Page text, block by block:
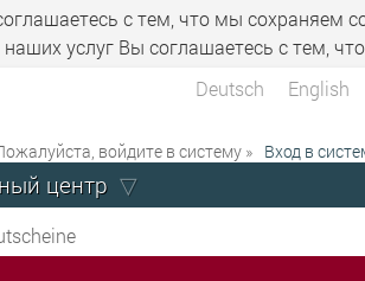
с тем, что мы сохраняем
услуг Вы соглашаетесь с тем,
Deutsch English
войдите в систему » Вход в
центр